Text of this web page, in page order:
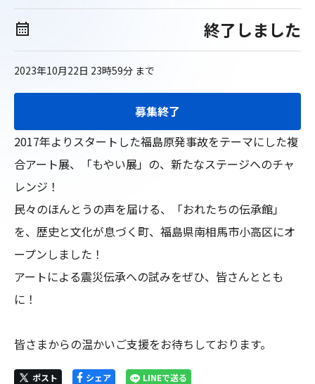
終了しました
2023年10月22日 23時59分 まで
募集終了
2017年よりスタートした福島原発事故をテーマにした複
合アート展、「もやい展」の、新たなステージへのチャ
レンジ！
民々のほんとうの声を届ける、「おれたちの伝承館」
を、歴史と文化が息づく町、福島県南相馬市小高区にオ
ープンしました！
アートによる震災伝承への試みをぜひ、皆さんととも
に！
皆さまからの温かいご支援をお待ちしております。
ポスト シェア LINEで送る